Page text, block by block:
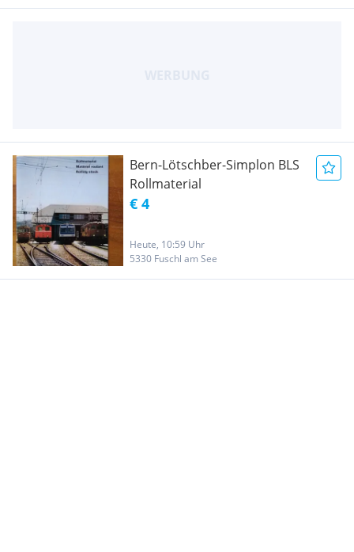
Bern-Lötschber-Simplon BLS
Rollmaterial
€ 4
Heute, 10:59 Uhr
5330 Fuschl am See